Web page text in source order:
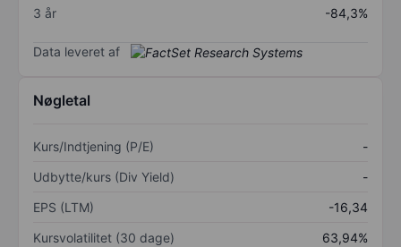
3 år
-84,3%
Data leveret af
Nøgletal
Kurs/Indtjening (P/E)
-
Udbytte/kurs (Div Yield)
-
EPS (LTM)
-16,34
Kursvolatilitet (30 dage)
63,94%